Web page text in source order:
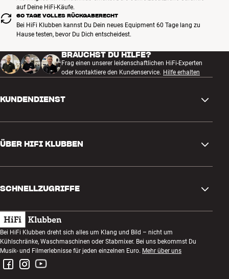
auf Deine HiFi-Käufe.
60 TAGE VOLLES RÜCKGABERECHT
Bei HiFi Klubben kannst Du Dein neues Equipment 60 Tage lang zu
Hause testen, bevor Du Dich entscheidest.
BRAUCHST DU HILFE?
Frag einen unserer leidenschaftlichen HiFi-Experten
oder kontaktiere den Kundenservice. Hilfe erhalten
KUNDENDIENST
Rückgabe und Reklamation
Bestellung widerrufen
AGB
Datenschutzerklärung
Impressum
ÜBER HIFI KLUBBEN
Kundenklub
Abend zum Zuhören
Wettbewerbe
Jobs bei HiFi Klubben
SCHNELLZUGRIFFE
Geschenkkarte
Bauen mit Klang
Montage und Installation
Bei HiFi Klubben dreht sich alles um Klang und Bild – nicht um
Kühlschränke, Waschmaschinen oder Stabmixer. Bei uns bekommst Du
Musik- und Filmerlebnisse für jeden einzelnen Euro. Mehr über uns